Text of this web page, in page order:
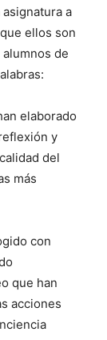
a
ellos son
de
elaborado
y
del
más
con
que han
acciones